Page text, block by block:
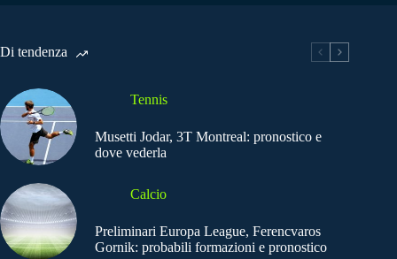
Di tendenza
Tennis
Musetti Jodar, 3T Montreal: pronostico e
dove vederla
Calcio
Preliminari Europa League, Ferencvaros
Gornik: probabili formazioni e pronostico